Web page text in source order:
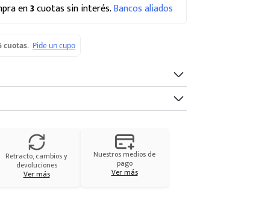
en3cuotas sin interés.Bancos aliados
Retracto, cambios y
devoluciones
Ver más
Nuestros medios de
pago
Ver más